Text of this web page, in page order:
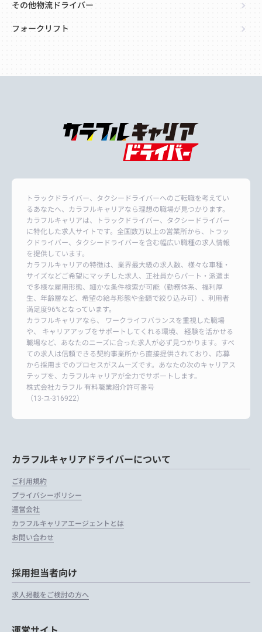
その他物流ドライバー
フォークリフト
トラックドライバー、タクシードライバーへのご転職を考えてい
るあなたへ、カラフルキャリアなら理想の職場が見つかります。
カラフルキャリアは、トラックドライバー、タクシードライバー
に特化した求人サイトです。全国数万以上の営業所から、トラッ
クドライバー、タクシードライバーを含む幅広い職種の求人情報
を提供しています。
カラフルキャリアの特徴は、業界最大級の求人数、様々な車種・
サイズなどご希望にマッチした求人、正社員からパート・派遣ま
で多様な雇用形態、細かな条件検索が可能（勤務体系、福利厚
生、年齢層など、希望の給与形態や金額で絞り込み可）、利用者
満足度96%となっています。
カラフルキャリアなら、 ワークライフバランスを重視した職場
や、 キャリアアップをサポートしてくれる環境、 経験を活かせる
職場など、あなたのニーズに合った求人が必ず見つかります。すべ
ての求人は信頼できる契約事業所から直接提供されており、応募
から採用までのプロセスがスムーズです。あなたの次のキャリアス
テップを、カラフルキャリアが全力でサポートします。
株式会社カラフル 有料職業紹介許可番号
（13-ユ-316922）
カラフルキャリアドライバーについて
ご利用規約
プライバシーポリシー
運営会社
カラフルキャリアエージェントとは
お問い合わせ
採用担当者向け
求人掲載をご検討の方へ